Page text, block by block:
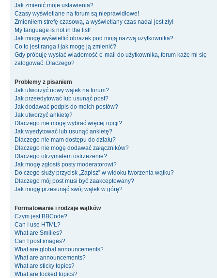
Jak zmienić moje ustawienia?
Czasy wyświetlane na forum są nieprawidłowe!
Zmieniłem strefę czasową, a wyświetlany czas nadal jest zły!
My language is not in the list!
Jak mogę wyświetlić obrazek pod moją nazwą użytkownika?
Co to jest ranga i jak mogę ją zmienić?
Gdy próbuję wysłać wiadomość e-mail do użytkownika, forum każe mi się
zalogować. Dlaczego?
Problemy z pisaniem
Jak utworzyć nowy wątek na forum?
Jak przeedytować lub usunąć post?
Jak dodawać podpis do moich postów?
Jak utworzyć ankietę?
Dlaczego nie mogę wybrać więcej opcji?
Jak wyedytować lub usunąć ankietę?
Dlaczego nie mam dostępu do działu?
Dlaczego nie mogę dodawać załączników?
Dlaczego otrzymałem ostrzeżenie?
Jak mogę zgłosiś posty moderatorowi?
Do czego służy przycisk „Zapisz” w widoku tworzenia wątku?
Dlaczego mój post musi być zaakceptowany?
Jak mogę przesunąć swój wątek w górę?
Formatowanie i rodzaje wątków
Czym jest BBCode?
Can I use HTML?
What are Smilies?
Can I post images?
What are global announcements?
What are announcements?
What are sticky topics?
What are locked topics?